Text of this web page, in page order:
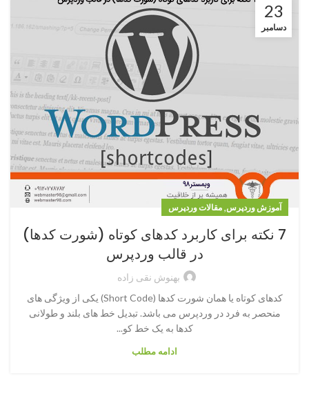
23
دسامبر
آموزش وردپرس, مقالات وردپرس
7 نکته برای کاربرد کدهای کوتاه (شورت کدها)
در قالب وردپرس
بهنوش نقی زاده
کدهای کوتاه یا همان شورت کدها (Short Code) یکی از ویژگی های
منحصر به فرد در وردپرس می باشد. تبدیل خط های بلند و طولانی
کدها به یک خط کو...
ادامه مطلب